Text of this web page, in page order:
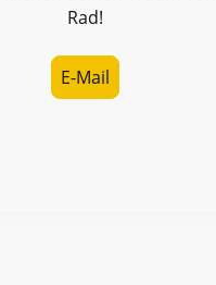
Rad!
E-Mail